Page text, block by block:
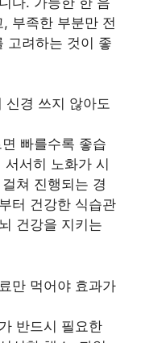
부족한 부분만 전
고려하는 것이 좋
신경 쓰지 않아도
빠를수록 좋습
서히 노화가 시
쳐 진행되는 경
터 건강한 식습관
건강을 지키는
만 먹어야 효과가
반드시 필요한